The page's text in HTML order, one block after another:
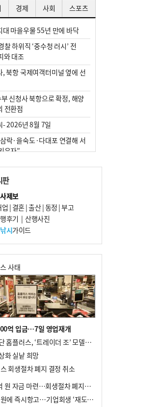
경제 사회 스포츠
대 마을우물 55년 만에 바닥
찰 하위직 ‘중수청 러시’ 전
와 대조
, 북항 국제여객터미널 옆에 선
신청사 북항으로 확정, 해양
전환점
- 2026년 8월 7일
락·을숙도·다대포 연결해 서
우자”
부터 비소식…‘극한 폭염’ 한풀
년 역사인데…전교생 24명 아
기로
‘인신매매 경유지’ 된 부산…
로
지 공모 코앞인데…구·군 난
‘쩔쩔’
판
제보
업 | 결혼|출산|동정 |부고
후기 | 산행사진
낚시가이드
사태
억 입금…7일 영업재개
산소호흡기 단 홈플러스, ‘트레이더 조’ 모델로 살아날까
화 실낱 희망
회생절차 폐지 결정 취소
홈플, 2000억 원 자금 마련…회생절차 폐지에 즉시항고(종합)
홈플러스, 법원에 즉시항고…기업회생 ‘재도전’